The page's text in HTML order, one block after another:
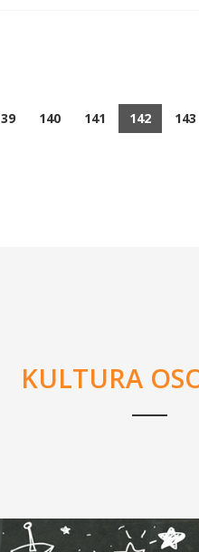
140 141 142
143
KULTURA